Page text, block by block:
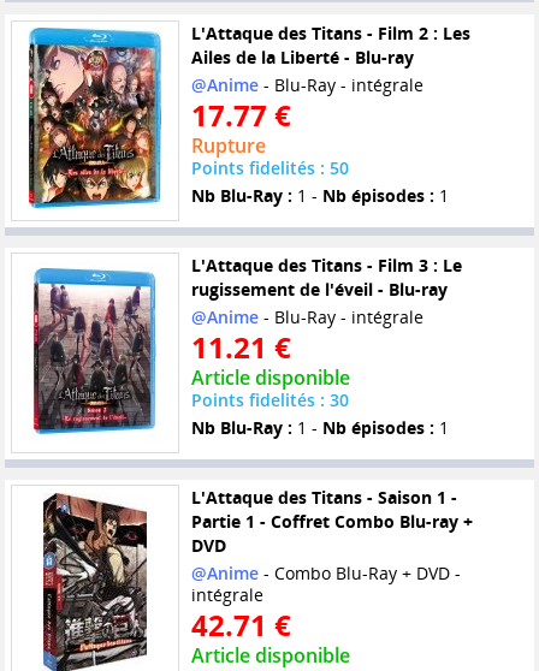
L'Attaque des Titans - Film 2 : Les
Ailes de la Liberté - Blu-ray
@Anime- Blu-Ray - intégrale
17.77 €
Rupture
Points fidelités : 50
Nb Blu-Ray : 1 - Nb épisodes : 1
L'Attaque des Titans - Film 3 : Le
rugissement de l'éveil - Blu-ray
@Anime- Blu-Ray - intégrale
11.21 €
Article disponible
Points fidelités : 30
Nb Blu-Ray : 1 - Nb épisodes : 1
L'Attaque des Titans - Saison 1 -
Partie 1 - Coffret Combo Blu-ray +
DVD
@Anime- Combo Blu-Ray + DVD -
intégrale
42.71 €
Article disponible